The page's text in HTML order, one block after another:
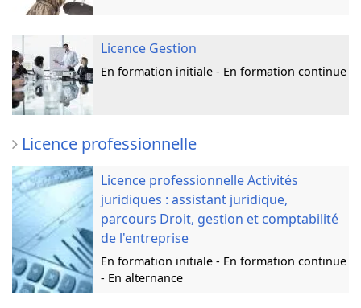
Licence Gestion
En formation initiale - En formation continue
Licence professionnelle
Licence professionnelle Activités
juridiques : assistant juridique,
parcours Droit, gestion et comptabilité
de l'entreprise
En formation initiale - En formation continue
- En alternance